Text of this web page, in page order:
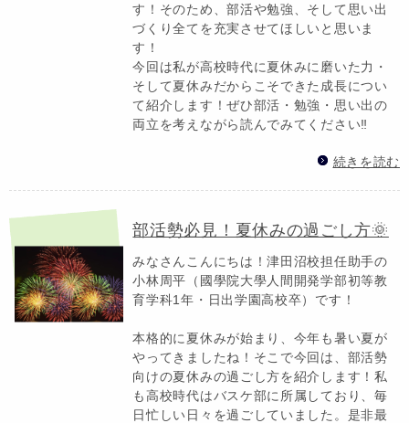
す！そのため、部活や勉強、そして思い出
づくり全てを充実させてほしいと思いま
す！
今回は私が高校時代に夏休みに磨いた力・
そして夏休みだからこそできた成長につい
て紹介します！ぜひ部活・勉強・思い出の
両立を考えながら読んでみてください‼️
続きを読む
部活勢必見！夏休みの過ごし方🌞
みなさんこんにちは！津田沼校担任助手の
小林周平（國學院大學人間開発学部初等教
育学科1年・日出学園高校卒）です！
本格的に夏休みが始まり、今年も暑い夏が
やってきましたね！そこで今回は、部活勢
向けの夏休みの過ごし方を紹介します！私
も高校時代はバスケ部に所属しており、毎
日忙しい日々を過ごしていました。是非最